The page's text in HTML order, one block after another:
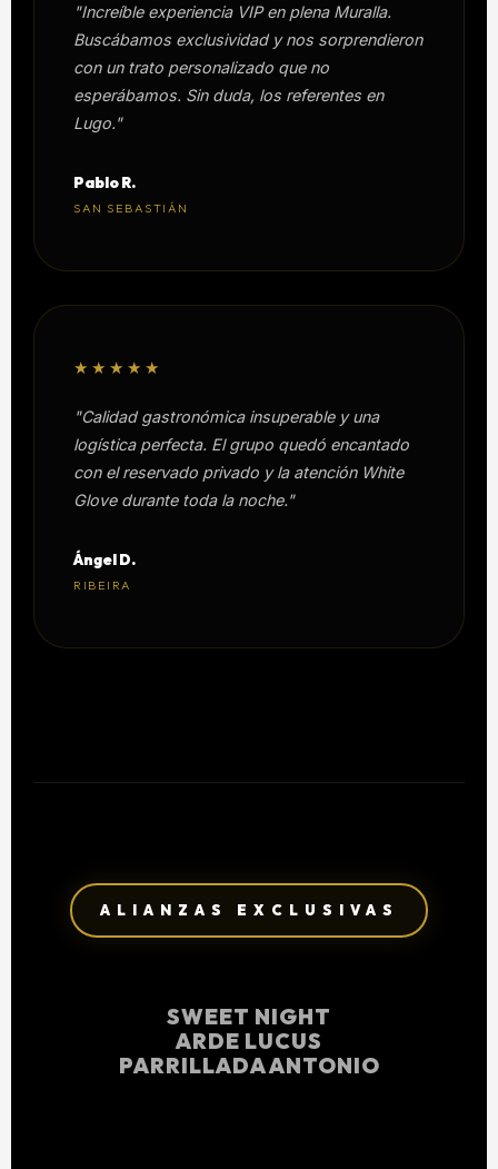
"Increíble experiencia VIP en plena Muralla.
Buscábamos exclusividad y nos sorprendieron
con un trato personalizado que no
esperábamos. Sin duda, los referentes en
Lugo."
Pablo R.
SAN SEBASTIÁN
★★★★★
"Calidad gastronómica insuperable y una
logística perfecta. El grupo quedó encantado
con el reservado privado y la atención White
Glove durante toda la noche."
Ángel D.
RIBEIRA
ALIANZAS EXCLUSIVAS
SWEET NIGHT
ARDE LUCUS
PARRILLADA ANTONIO